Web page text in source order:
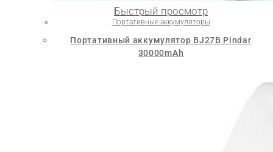
Быстрый просмотр
Портативные аккумуляторы
Портативный аккумулятор BJ27B Pindar
30000mAh